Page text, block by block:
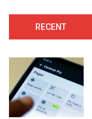
RECENT